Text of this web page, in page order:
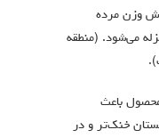
باعث کاهش وزن مرده
می‌شود. (منطقه
باعث
خنک‌تر و در